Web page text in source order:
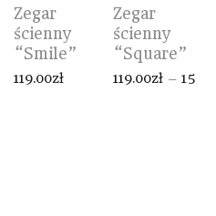
Zegar
ścienny
“Smile”
119.00zł
Zegar
ścienny
“Square”
119.00zł– 159.00